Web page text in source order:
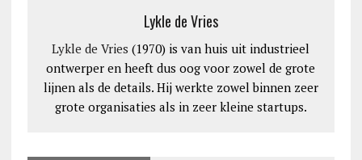
Lykle de Vries
Lykle de Vries (1970) is van huis uit industrieel
ontwerper en heeft dus oog voor zowel de grote
lijnen als de details. Hij werkte zowel binnen zeer
grote organisaties als in zeer kleine startups.